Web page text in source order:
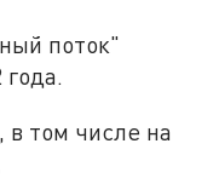
поток"
в том числе на